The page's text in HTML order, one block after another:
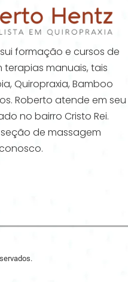
formação e cursos de
manuais, tais
Quiropraxia, Bamboo
Roberto atende em seu
no bairro Cristo Rei.
de massagem